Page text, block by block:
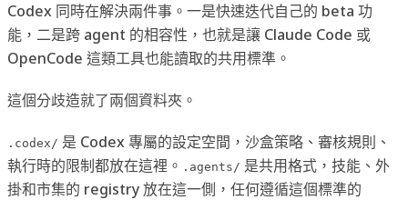
Codex 同時在解決兩件事。一是快速迭代自己的 beta 功
能，二是跨 agent 的相容性，也就是讓 Claude Code 或
OpenCode 這類工具也能讀取的共用標準。
這個分歧造就了兩個資料夾。
.codex/ 是 Codex 專屬的設定空間，沙盒策略、審核規則、
執行時的限制都放在這裡。 .agents/ 是共用格式，技能、外
掛和市集的 registry 放在這一側，任何遵循這個標準的